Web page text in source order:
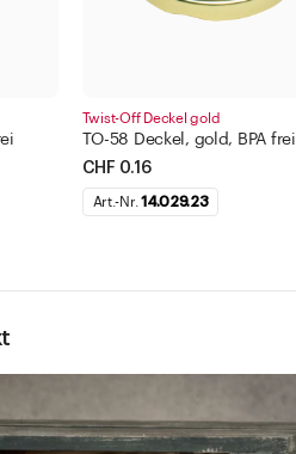
Twist-Off Deckel gold
TO-58 Deckel, gold, BPA frei
CHF 0.16
Art.-Nr. 14.029.23